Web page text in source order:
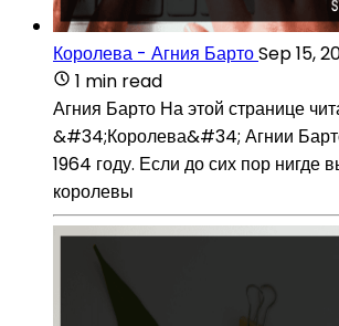
Королева - Агния БартоSep 15,
1 min read
Агния Барто На этой странице
&#34;Королева&#34; Агнии
1964 году. Если до сих пор нигде
королевы